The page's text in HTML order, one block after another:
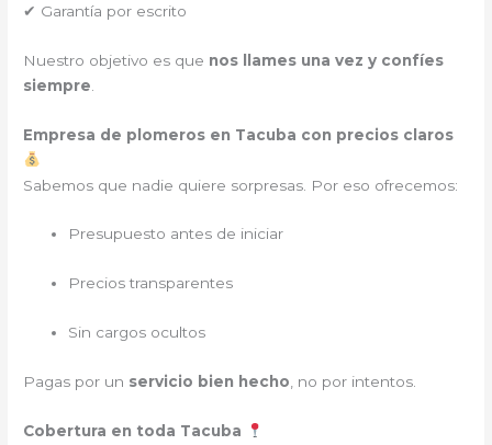
✔ Garantía por escrito
Nuestro objetivo es que nos llames una vez y confíes
siempre
Empresa de plomeros en Tacuba con precios claros
Sabemos que nadie quiere sorpresas. Por eso ofrecemos:
Presupuesto antes de iniciar
Precios transparentes
Sin cargos ocultos
Pagas por un servicio bien hecho , no por intentos.
Cobertura en toda Tacuba